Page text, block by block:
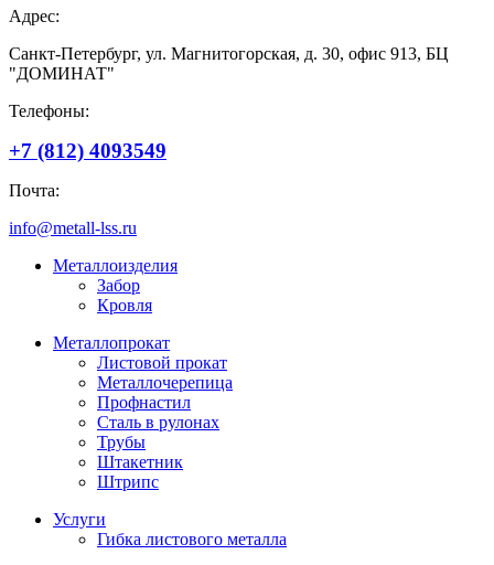
Адрес:
Санкт-Петербург, ул. Магнитогорская, д. 30, офис 913, БЦ
"ДОМИНАТ"
Телефоны:
+7 (812) 4093549
Почта:
info@metall-lss.ru
Металлоизделия
Забор
Кровля
Металлопрокат
Листовой прокат
Металлочерепица
Профнастил
Сталь в рулонах
Трубы
Штакетник
Штрипс
Услуги
Гибка листового металла